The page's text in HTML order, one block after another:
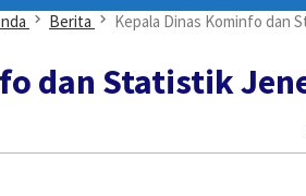
Berita Kepala Dinas Kominfo dan
dan Statistik